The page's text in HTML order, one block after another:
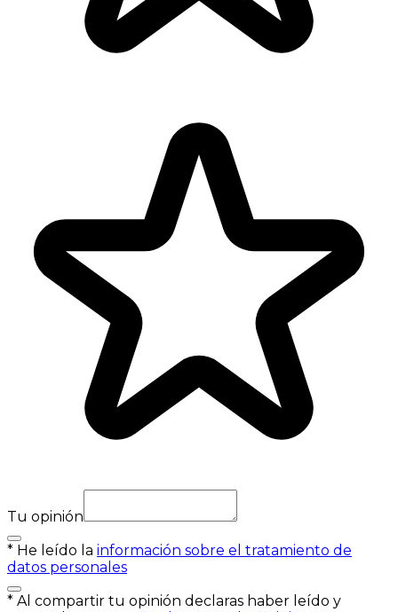
Tu opinión
* He leído la información sobre el tratamiento de
datos personales
* Al compartir tu opinión declaras haber leído y